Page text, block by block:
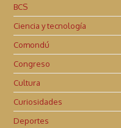
BCS
Ciencia y tecnología
Comondú
Congreso
Cultura
Curiosidades
Deportes